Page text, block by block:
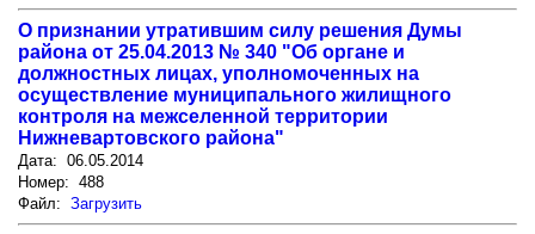
О признании утратившим силу решения Думы
района от 25.04.2013 № 340 "Об органе и
должностных лицах, уполномоченных на
осуществление муниципального жилищного
контроля на межселенной территории
Нижневартовского района"
Дата: 06.05.2014
Номер: 488
Файл: Загрузить